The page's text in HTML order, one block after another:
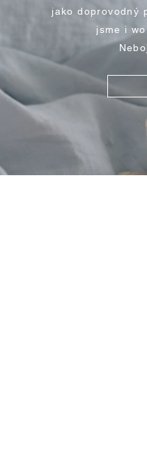
jako doprovodný
jsme i